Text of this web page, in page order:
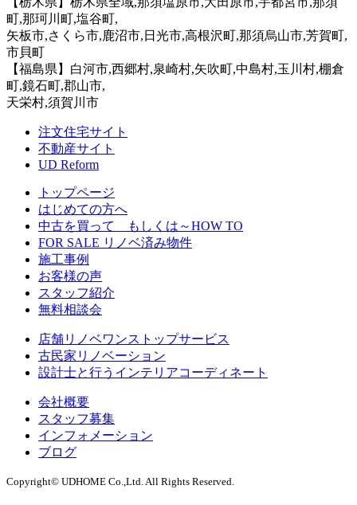
町,那珂川町,塩谷町,
矢板市,さくら市,鹿沼市,日光市,高根沢町,那須烏山市,芳賀町,
市貝町
【福島県】白河市,西郷村,泉崎村,矢吹町,中島村,玉川村,棚倉
町,鏡石町,郡山市,
天栄村,須賀川市
注文住宅サイト
不動産サイト
UD Reform
トップページ
はじめての方へ
中古を買って もしくは～HOW TO
FOR SALE リノベ済み物件
施工事例
お客様の声
スタッフ紹介
無料相談会
店舗リノベワンストップサービス
古民家リノベーション
設計士と行うインテリアコーディネート
会社概要
スタッフ募集
インフォメーション
ブログ
Copyright© UDHOME Co.,Ltd. All Rights Reserved.